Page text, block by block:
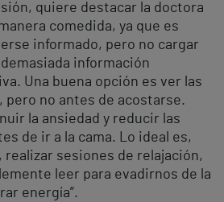
quiere destacar la doctora
comedida, ya que es
informado, pero no cargar
información
Una buena opción es ver las
pero no antes de acostarse.
la ansiedad y reducir las
de ir a la cama. Lo ideal es,
realizar sesiones de relajación,
leer para evadirnos de la
energía”.